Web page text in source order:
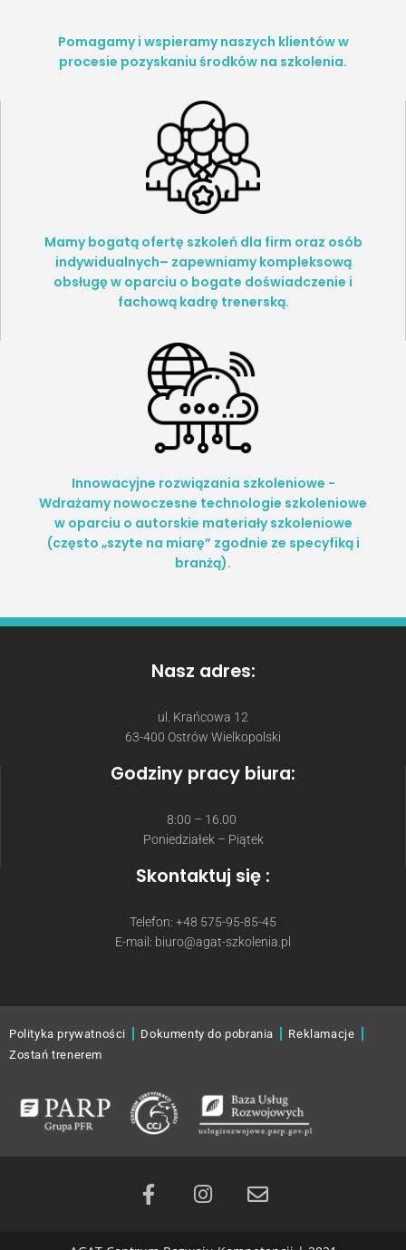
Pomagamy i wspieramy naszych klientów w
procesie pozyskaniu środków na szkolenia.
Mamy bogatą ofertę szkoleń dla firm oraz osób
indywidualnych– zapewniamy kompleksową
obsługę w oparciu o bogate doświadczenie i
fachową kadrę trenerską.
Innowacyjne rozwiązania szkoleniowe -
Wdrażamy nowoczesne technologie szkoleniowe
w oparciu o autorskie materiały szkoleniowe
(często „szyte na miarę” zgodnie ze specyfiką i
branżą).
Nasz adres:
ul. Krańcowa 12
63-400 Ostrów Wielkopolski
Godziny pracy biura:
8:00 – 16.00
Poniedziałek – Piątek
Skontaktuj się :
Telefon: +48 575-95-85-45
E-mail: biuro@agat-szkolenia.pl
Polityka prywatności Dokumenty do pobrania
Reklamacje
Zostań trenerem